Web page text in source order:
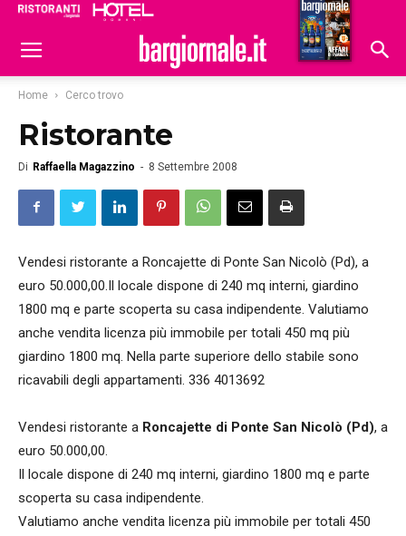
Hoteldomani
Home Cerco trovo
Ristorante
Di Raffaella Magazzino - 8 Settembre 2008
Vendesi ristorante a Roncajette di Ponte San Nicolò (Pd), a
euro 50.000,00.Il locale dispone di 240 mq interni, giardino
1800 mq e parte scoperta su casa indipendente. Valutiamo
anche vendita licenza più immobile per totali 450 mq più
giardino 1800 mq. Nella parte superiore dello stabile sono
ricavabili degli appartamenti. 336 4013692
Vendesi ristorante a Roncajette di Ponte San Nicolò (Pd), a
euro 50.000,00.
Il locale dispone di 240 mq interni, giardino 1800 mq e parte
scoperta su casa indipendente.
Valutiamo anche vendita licenza più immobile per totali 450